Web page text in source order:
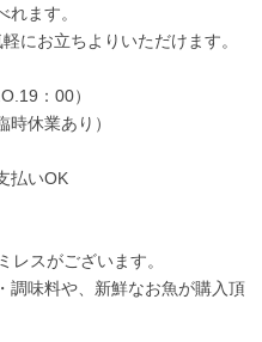
ます。
にお立ちよりいただけます。
：00）
時休業あり）
払いOK
レスがございます。
調味料や、新鮮なお魚が購入頂